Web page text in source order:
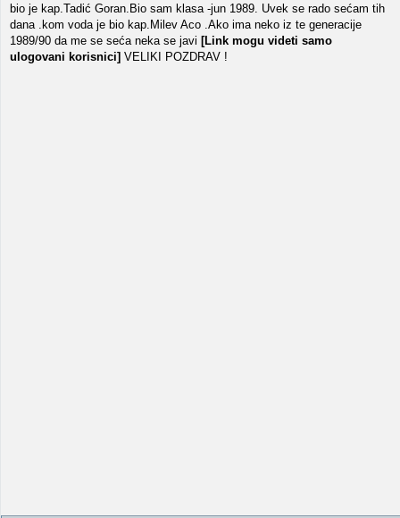
bio je kap.Tadić Goran.Bio sam klasa -jun 1989. Uvek se rado sećam tih
dana .kom voda je bio kap.Milev Aco .Ako ima neko iz te generacije
1989/90 da me se seća neka se javi [Link mogu videti samo
ulogovani korisnici] VELIKI POZDRAV !